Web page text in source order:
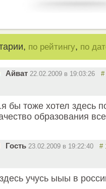
по рейтингу, по
Айват 22.02.2009 в 19:03:26 #
бы тоже хотел здесь
образования
Гость 23.02.2009 в 19:22:40 #
учусь ыыы в